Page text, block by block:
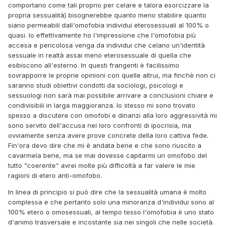
comportano come tali proprio per celare e talora esorcizzare la
propria sessualità) bisognerebbe quanto meno stabilire quanto
siano permeabili dall'omofobia individui eterosessuali al 100% o
quasi. Io effettivamente ho l'impressione che l'omofobia più
accesa e pericolosa venga da individui che celano un'identità
sessuale in realtà assai meno eterosessuale di quella che
esibiscono all'esterno. In questi frangenti è facilissimo
sovrapporre le proprie opinioni con quelle altrui, ma finchè non ci
saranno studi obiettivi condotti da sociologi, psicologi e
sessuologi non sarà mai possibile arrivare a conclusioni chiare e
condivisibili in larga maggioranza. Io stesso mi sono trovato
spesso a discutere con omofobi e dinanzi alla loro aggressività mi
sono servito dell'accusa nei loro confronti di ipocrisia, ma
ovviamente senza avere prove concrete della loro cattiva fede.
Fin'ora devo dire che mi è andata bene e che sono riuscito a
cavarmela bene, ma se mai dovesse capitarmi un omofobo del
tutto "coerente" avrei molte più difficoltà a far valere le mie
ragioni di etero anti-omofobo.
In linea di principio si può dire che la sessualità umana è molto
complessa e che pertanto solo una minoranza d'individui sono al
100% etero o omosessuali, al tempo tesso l'omofobia è uno stato
d'animo trasversale e incostante sia nei singoli che nelle società.